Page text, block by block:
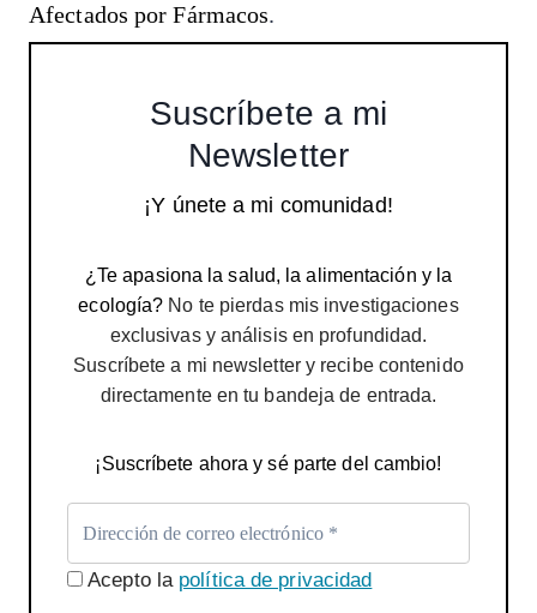
Afectados por Fármacos.
Suscríbete a mi
Newsletter
¡Y únete a mi comunidad!
¿Te apasiona la salud, la alimentación y la
ecología? No te pierdas mis investigaciones
exclusivas y análisis en profundidad.
Suscríbete a mi newsletter y recibe contenido
directamente en tu bandeja de entrada.
¡Suscríbete ahora y sé parte del cambio!
Acepto la política de privacidad